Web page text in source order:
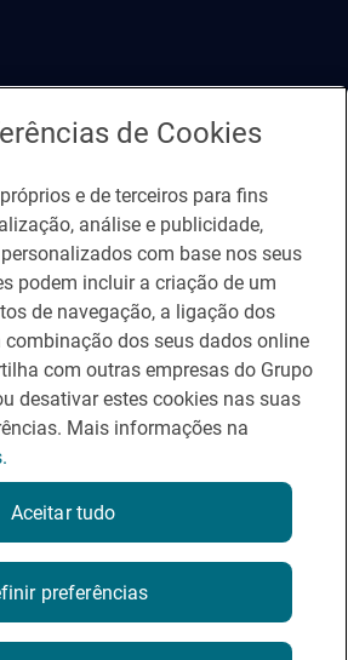
de Cookies
e de terceiros para fins
análise e publicidade,
com base nos seus
podem incluir a criação de um
de navegação, a ligação dos
dos seus dados online
com outras empresas do Grupo
desativar estes cookies nas suas
Mais informações na
preferências
Aceitar tudo